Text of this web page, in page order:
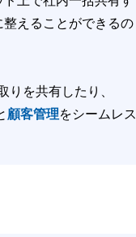
整えることができるの
りを共有したり、
顧客管理をシームレス